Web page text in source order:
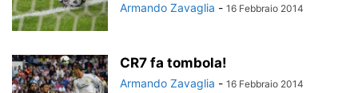
Armando Zavaglia - 16 Febbraio 2014
CR7 fa tombola!
Armando Zavaglia - 16 Febbraio 2014